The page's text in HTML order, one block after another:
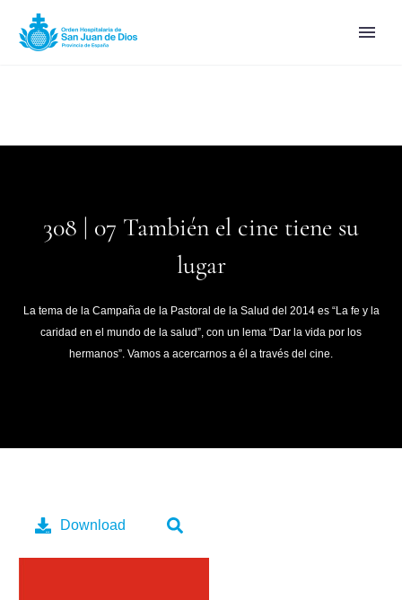
308 | 07 También el cine tiene su
lugar
La tema de la Campaña de la Pastoral de la Salud del 2014 es “La fe y la
caridad en el mundo de la salud”, con un lema “Dar la vida por los
hermanos”. Vamos a acercarnos a él a través del cine.
Download